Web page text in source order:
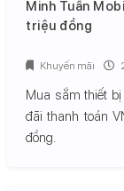
Minh Tuấn
triệu đồng
Mua sắm thiết
đãi thanh toán
đồng.
Khuyến mãi